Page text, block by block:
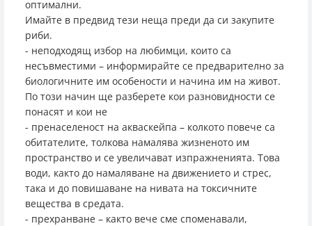
оптимални.
Имайте в предвид тези неща преди да си закупите
риби.
- неподходящ избор на любимци, които са
несъвместими – информирайте се предварително за
биологичните им особености и начина им на живот.
По този начин ще разберете кои разновидности се
понасят и кои не
- пренаселеност на акваскейпа – колкото повече са
обитателите, толкова намалява жизненото им
пространство и се увеличават изпражненията. Това
води, както до намаляване на движението и стрес,
така и до повишаване на нивата на токсичните
вещества в средата.
- прехранване – както вече сме споменавали,